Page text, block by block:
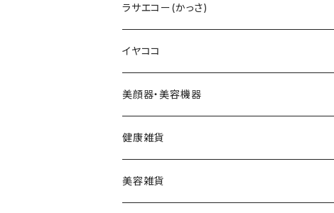
LIPADDICTヌードエスプレッソ
セットアップパウダー
シャイニー
スムース
V3コンシーラー
HARIデイリークリーム
VSPICサンセラム
VSPIC C グロウミスト
Cエマルジョン
Cクレンザー
Cクリーム
Cクレイパック
基本4種セット
デュアルカーブ
羽根型
ウェーブ型
ロング
スティック
ホワイトパンドラ
チューっとカット
カッティー
バーニー
ビタマイン
V3HARIセラム
ヴィディアル・ニードリッチ
ラサエコー(かっさ)
イヤココ
美顔器・美容機器
ビューティフェイススティック・リン
レーザー&EMSリフトブラシPRO2.0
健康雑貨
ストーンホットパット
美容雑貨